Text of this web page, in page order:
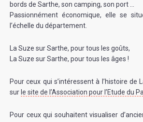
bords de Sarthe, son camping, son port …
Passionnément économique, elle se
l’échelle du département.
La Suze sur Sarthe, pour tous les goûts,
La Suze sur Sarthe, pour tous les âges !
Pour ceux qui s’intéressent à l’histoire de
sur le site de l’Association pour l’Etude du
Pour ceux qui souhaitent visualiser